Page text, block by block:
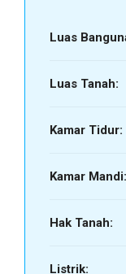
Luas
Luas Tanah:
Kamar Tidur:
Kamar Mandi:
Hak Tanah:
Listrik: